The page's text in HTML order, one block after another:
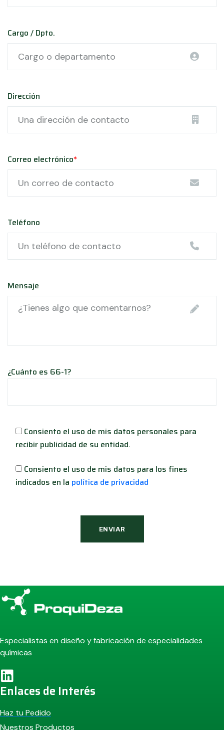
Cargo / Dpto.
Dirección
Correo electrónico*
Teléfono
Mensaje
¿Cuánto es 66-1?
Consiento el uso de mis datos personales para
recibir publicidad de su entidad.
Consiento el uso de mis datos para los fines
indicados en la política de privacidad
ENVIAR
Especialistas en diseño y fabricación de especialidades
químicas
Enlaces de Interés
Haz tu Pedido
Nuestros Productos